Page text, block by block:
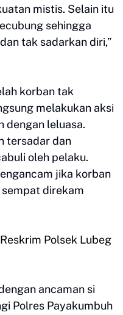
mistis. Selain itu
sehingga
tak sadarkan diri,”
korban tak
melakukan aksi
dengan leluasa.
tersadar dan
oleh pelaku.
jika korban
direkam
Polsek Lubeg
ancaman si
Polres Payakumbuh